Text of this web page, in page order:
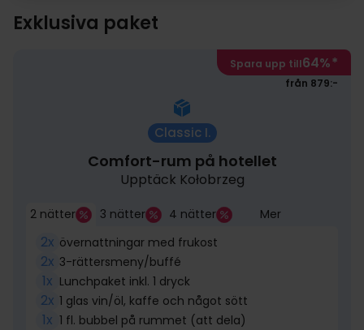
Exklusiva paket
Spara upp till64%*
från 879:-
Classic I.
Comfort-rum på hotellet
Upptäck Kołobrzeg
2 nätter 3 nätter 4 nätter Mer
2x övernattningar med frukost
2x 3-rättersmeny/buffé
1x Lunchpaket inkl. 1 dryck
2x 1 glas vin/öl, kaffe och något sött
1x 1 fl. bubbel på rummet (att dela)